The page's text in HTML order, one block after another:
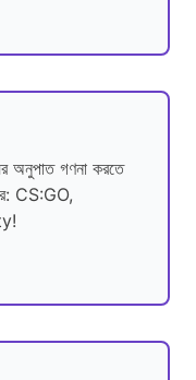
অনুপাত গণনা করতে
CS:GO,